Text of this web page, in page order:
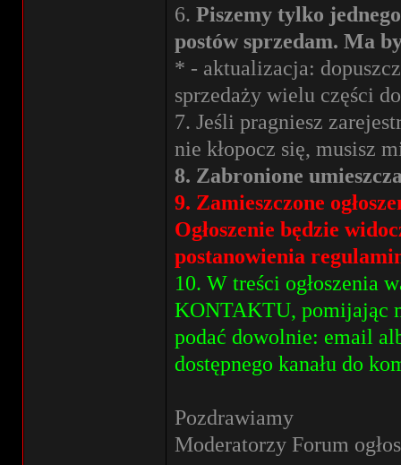
6. Piszemy tylko
postów sprzedam. Ma
* - aktualizacja:
sprzedaży wielu części
7. Jeśli pragniesz
nie kłopocz się, musisz
8. Zabronione
9. Zamieszczone
Ogłoszenie będzie
postanowienia
10. W treści ogłoszenia
KONTAKTU, pomijając
podać dowolnie: email
dostępnego kanału do
Pozdrawiamy
Moderatorzy Forum